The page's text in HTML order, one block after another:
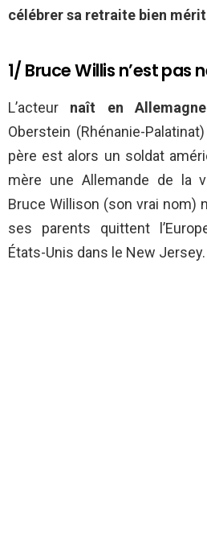
célébrer sa retraite bien
1/ Bruce Willis n’est pas
L’acteur naît en
Oberstein (Rhénanie-
père est alors un soldat
mère une Allemande de la
Bruce Willison (son vrai nom)
ses parents quittent
États-Unis dans le New Jersey.